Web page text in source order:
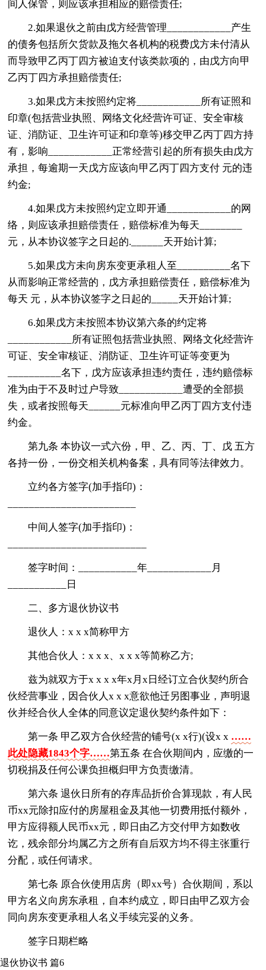
间人保管，则应该承担相应的赔偿责任;
2.如果退伙之前由戊方经营管理____________产生
的债务包括所欠货款及拖欠各机构的税费戊方未付清从
而导致甲乙丙丁四方被迫支付该类款项的，由戊方向甲
乙丙丁四方承担赔偿责任;
3.如果戊方未按照约定将____________所有证照和
印章(包括营业执照、网络文化经营许可证、安全审核
证、消防证、卫生许可证和印章等)移交甲乙丙丁四方持
有，影响____________正常经营引起的所有损失由戊方
承担，每逾期一天戊方应该向甲乙丙丁四方支付 元的违
约金;
4.如果戊方未按照约定立即开通____________的网
络，则应该承担赔偿责任，赔偿标准为每天________
元，从本协议签字之日起的.______天开始计算;
5.如果戊方未向房东变更承租人至__________名下
从而影响正常经营的，戊方承担赔偿责任，赔偿标准为
每天 元，从本协议签字之日起的_____天开始计算;
6.如果戊方未按照本协议第六条的约定将
____________所有证照包括营业执照、网络文化经营许
可证、安全审核证、消防证、卫生许可证等变更为
__________名下，戊方应该承担违约责任，违约赔偿标
准为由于不及时过户导致____________遭受的全部损
失，或者按照每天______元标准向甲乙丙丁四方支付违
约金。
第九条 本协议一式六份，甲、乙、丙、丁、戊 五方
各持一份，一份交相关机构备案，具有同等法律效力。
立约各方签字(加手指印)：
中间人签字(加手指印)：
签字时间：___________年____________月
___________日
二、多方退伙协议书
退伙人：x x x简称甲方
其他合伙人：x x x、x x x等简称乙方;
兹为就双方于x x x x年x月x日经订立合伙契约所合
伙经营事业，因合伙人x x x意欲他迁另图事业，声明退
伙并经合伙人全体的同意议定退伙契约条件如下：
第一条 甲乙双方合伙经营的铺号(x x行)(设x x ……
此处隐藏1843个字……第五条 在合伙期间内，应缴的一
切税捐及任何公课负担概归甲方负责缴清。
第六条 退伙日所有的存库品折价合算现款，有人民
币xx元除扣应付的房屋租金及其他一切费用抵付额外，
甲方应得额人民币xx元，即日由乙方交付甲方如数收
讫，残余部分均属乙方之所有自后双方均不得主张重行
分配，或任何请求。
第七条 原合伙使用店房（即xx号）合伙期间，系以
甲方名义向房东承租，自本约成立，即日由甲乙双方会
同向房东变更承租人名义手续完妥的义务。
签字日期栏略
退伙协议书 篇6